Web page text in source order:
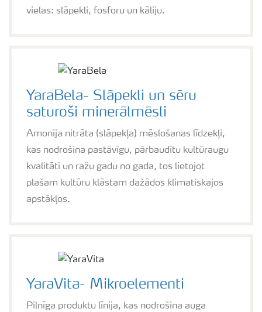
vielas: slāpekli, fosforu un kāliju.
YaraBela- Slāpekli un sēru
saturoši minerālmēsli
Amonija nitrāta (slāpekļa) mēslošanas līdzekļi,
kas nodrošina pastāvīgu, pārbaudītu kultūraugu
kvalitāti un ražu gadu no gada, tos lietojot
plašam kultūru klāstam dažādos klimatiskajos
apstākļos.
YaraVita- Mikroelementi
Pilnīga produktu līnija, kas nodrošina auga